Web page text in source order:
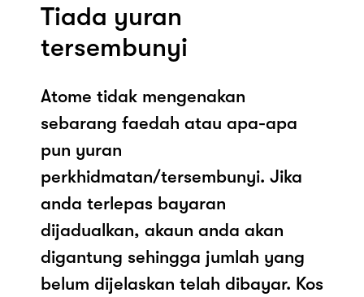
Tiada yuran
tersembunyi
Atome tidak mengenakan
sebarang faedah atau apa-apa
pun yuran
perkhidmatan/tersembunyi. Jika
anda terlepas bayaran
dijadualkan, akaun anda akan
digantung sehingga jumlah yang
belum dijelaskan telah dibayar. Kos